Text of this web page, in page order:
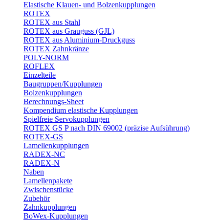
Elastische Klauen- und Bolzenkupplungen
ROTEX
ROTEX aus Stahl
ROTEX aus Grauguss (GJL)
ROTEX aus Aluminium-Druckguss
ROTEX Zahnkränze
POLY-NORM
ROFLEX
Einzelteile
Baugruppen/Kupplungen
Bolzenkupplungen
Berechnungs-Sheet
Kompendium elastische Kupplungen
Spielfreie Servokupplungen
ROTEX GS P nach DIN 69002 (präzise Aufsührung)
ROTEX-GS
Lamellenkupplungen
RADEX-NC
RADEX-N
Naben
Lamellenpakete
Zwischenstücke
Zubehör
Zahnkupplungen
BoWex-Kupplungen